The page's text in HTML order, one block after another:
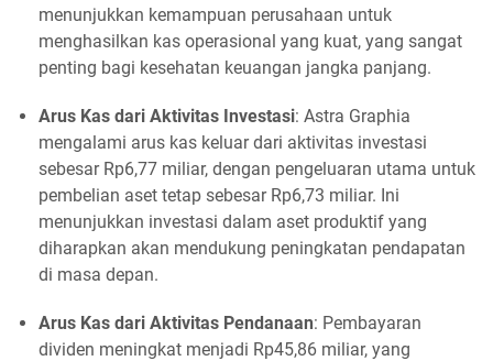
menunjukkan kemampuan perusahaan untuk
menghasilkan kas operasional yang kuat, yang sangat
penting bagi kesehatan keuangan jangka panjang.
Arus Kas dari Aktivitas Investasi: Astra Graphia
mengalami arus kas keluar dari aktivitas investasi
sebesar Rp6,77 miliar, dengan pengeluaran utama untuk
pembelian aset tetap sebesar Rp6,73 miliar. Ini
menunjukkan investasi dalam aset produktif yang
diharapkan akan mendukung peningkatan pendapatan
di masa depan.
Arus Kas dari Aktivitas Pendanaan: Pembayaran
dividen meningkat menjadi Rp45,86 miliar, yang